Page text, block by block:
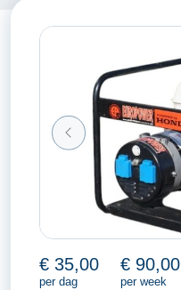
€ 35,00
per dag
€ 90,00
per week